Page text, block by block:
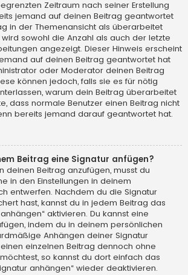
Zeitraum nach seiner Erstellung
jemand auf deinen Beitrag geantwortet
in der Themenansicht als überarbeitet
wird sowohl die Anzahl als auch der letzte
angezeigt. Dieser Hinweis erscheint
auf deinen Beitrag geantwortet hat
oder Moderator deinen Beitrag
können jedoch, falls sie es für nötig
warum dein Beitrag überarbeitet
dass normale Benutzer einen Beitrag nicht
bereits jemand darauf geantwortet hat.
Beitrag eine Signatur anfügen?
deinen Beitrag anzufügen, musst du
in den Einstellungen in deinem
entwerfen. Nachdem du die Signatur
hast, kannst du in jedem Beitrag das
aktivieren. Du kannst eine
indem du in deinem persönlichen
Anhängen deiner Signatur
einzelnen Beitrag dennoch ohne
so kannst du dort einfach das
anhängen“ wieder deaktivieren.